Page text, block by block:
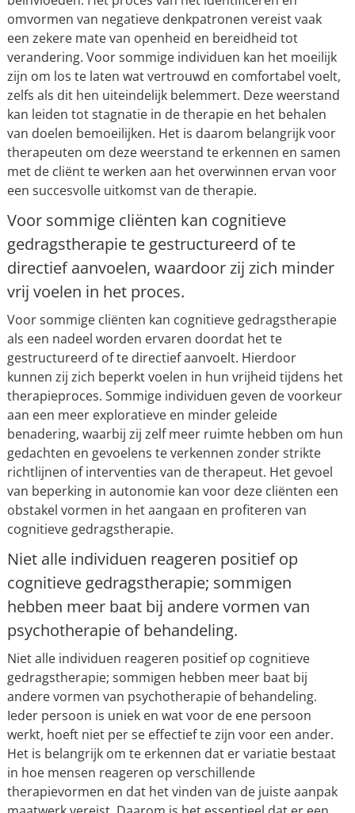
omvormen van negatieve denkpatronen vereist vaak
een zekere mate van openheid en bereidheid tot
verandering. Voor sommige individuen kan het moeilijk
zijn om los te laten wat vertrouwd en comfortabel voelt,
zelfs als dit hen uiteindelijk belemmert. Deze weerstand
kan leiden tot stagnatie in de therapie en het behalen
van doelen bemoeilijken. Het is daarom belangrijk voor
therapeuten om deze weerstand te erkennen en samen
met de cliënt te werken aan het overwinnen ervan voor
een succesvolle uitkomst van de therapie.
Voor sommige cliënten kan cognitieve
gedragstherapie te gestructureerd of te
directief aanvoelen, waardoor zij zich minder
vrij voelen in het proces.
Voor sommige cliënten kan cognitieve gedragstherapie
als een nadeel worden ervaren doordat het te
gestructureerd of te directief aanvoelt. Hierdoor
kunnen zij zich beperkt voelen in hun vrijheid tijdens het
therapieproces. Sommige individuen geven de voorkeur
aan een meer exploratieve en minder geleide
benadering, waarbij zij zelf meer ruimte hebben om hun
gedachten en gevoelens te verkennen zonder strikte
richtlijnen of interventies van de therapeut. Het gevoel
van beperking in autonomie kan voor deze cliënten een
obstakel vormen in het aangaan en profiteren van
cognitieve gedragstherapie.
Niet alle individuen reageren positief op
cognitieve gedragstherapie; sommigen
hebben meer baat bij andere vormen van
psychotherapie of behandeling.
Niet alle individuen reageren positief op cognitieve
gedragstherapie; sommigen hebben meer baat bij
andere vormen van psychotherapie of behandeling.
Ieder persoon is uniek en wat voor de ene persoon
werkt, hoeft niet per se effectief te zijn voor een ander.
Het is belangrijk om te erkennen dat er variatie bestaat
in hoe mensen reageren op verschillende
therapievormen en dat het vinden van de juiste aanpak